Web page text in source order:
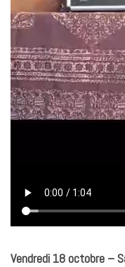
Vendredi 18 octobre –